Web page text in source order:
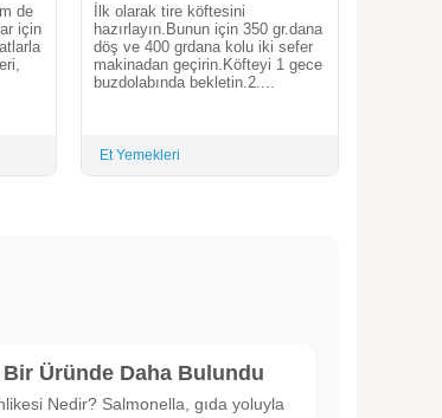
de
için
İlk olarak tire köftesini
hazırlayın.Bunun için 350 gr.dana
döş ve 400 grdana kolu iki sefer
makinadan geçirin.Köfteyi 1 gece
buzdolabında bekletin.2....
Et Yemekleri
Üründe Daha Bulundu
Nedir? Salmonella, gıda yoluyla